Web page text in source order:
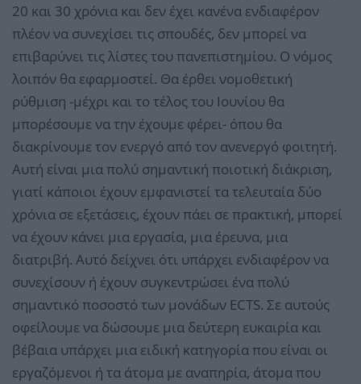
20 και 30 χρόνια και δεν έχει κανένα ενδιαφέρον
πλέον να συνεχίσει τις σπουδές, δεν μπορεί να
επιβαρύνει τις λίστες του πανεπιστημίου. Ο νόμος
λοιπόν θα εφαρμοστεί. Θα έρθει νομοθετική
ρύθμιση -μέχρι και το τέλος του Ιουνίου θα
μπορέσουμε να την έχουμε φέρει- όπου θα
διακρίνουμε τον ενεργό από τον ανενεργό φοιτητή.
Αυτή είναι μια πολύ σημαντική ποιοτική διάκριση,
γιατί κάποιοι έχουν εμφανιστεί τα τελευταία δύο
χρόνια σε εξετάσεις, έχουν πάει σε πρακτική, μπορεί
να έχουν κάνει μια εργασία, μια έρευνα, μια
διατριβή. Αυτό δείχνει ότι υπάρχει ενδιαφέρον να
συνεχίσουν ή έχουν συγκεντρώσει ένα πολύ
σημαντικό ποσοστό των μονάδων ECTS. Σε αυτούς
οφείλουμε να δώσουμε μια δεύτερη ευκαιρία και
βέβαια υπάρχει μια ειδική κατηγορία που είναι οι
εργαζόμενοι ή τα άτομα με αναπηρία, άτομα που